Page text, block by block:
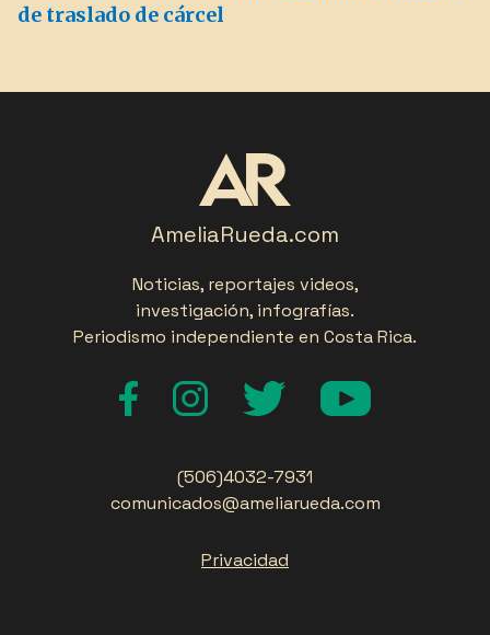
de traslado de cárcel
AmeliaRueda.com
Noticias, reportajes videos,
investigación, infografías.
Periodismo independiente en Costa Rica.
(506)4032-7931
comunicados@ameliarueda.com
Privacidad